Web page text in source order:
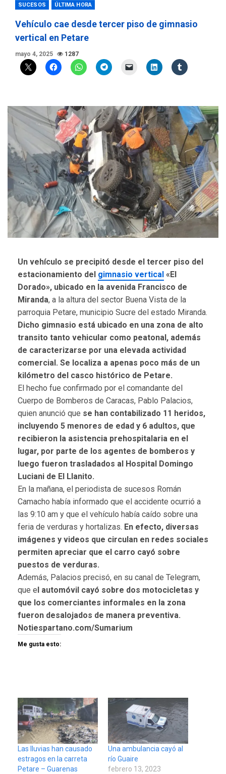
SUCESOS ÚLTIMA HORA
Vehículo cae desde tercer piso de gimnasio
vertical en Petare
mayo 4, 2025 1287
Un vehículo se precipitó desde el tercer piso del
estacionamiento del gimnasio vertical «El
Dorado», ubicado en la avenida Francisco de
Miranda, a la altura del sector Buena Vista de la
parroquia Petare, municipio Sucre del estado Miranda.
Dicho gimnasio está ubicado en una zona de alto
transito tanto vehicular como peatonal, además
de caracterizarse por una elevada actividad
comercial. Se localiza a apenas poco más de un
kilómetro del casco histórico de Petare.
El hecho fue confirmado por el comandante del
Cuerpo de Bomberos de Caracas, Pablo Palacios,
quien anunció que se han contabilizado 11 heridos,
incluyendo 5 menores de edad y 6 adultos, que
recibieron la asistencia prehospitalaria en el
lugar, por parte de los agentes de bomberos y
luego fueron trasladados al Hospital Domingo
Luciani de El Llanito.
En la mañana, el periodista de sucesos Román
Camacho había informado que el accidente ocurrió a
las 9:10 am y que el vehículo había caído sobre una
feria de verduras y hortalizas. En efecto, diversas
imágenes y videos que circulan en redes sociales
permiten apreciar que el carro cayó sobre
puestos de verduras.
Además, Palacios precisó, en su canal de Telegram,
que e l automóvil cayó sobre dos motocicletas y
que los comerciantes informales en la zona
fueron desalojados de manera preventiva.
Notiespartano.com/Sumarium
Me gusta esto:
Las lluvias han causado
estragos en la carreta
Petare – Guarenas
Una ambulancia cayó al
río Guaire
febrero 13, 2023